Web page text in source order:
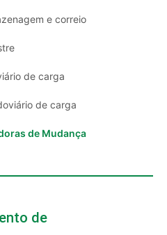
e correio
de carga
de carga
de Mudança
de